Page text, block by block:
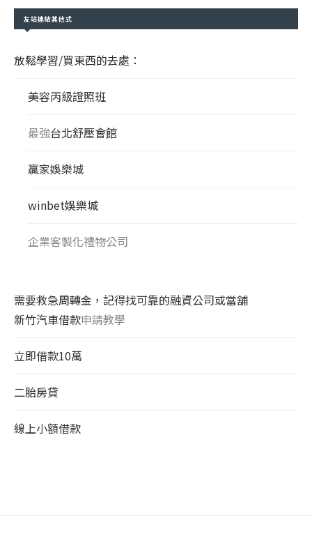
友站連結其他式
放鬆學習/買東西的去處：
美容丙級證照班
最強台北舒壓會館
贏家娛樂城
winbet娛樂城
企業客製化禮物公司
需要救急周轉金，記得找可靠的融資公司或當舖
新竹汽車借款申請教學
立即借款10萬
二胎房貸
線上小額借款